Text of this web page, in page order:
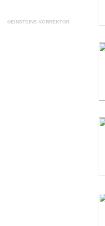
©EINSTEINS KORREKTOR